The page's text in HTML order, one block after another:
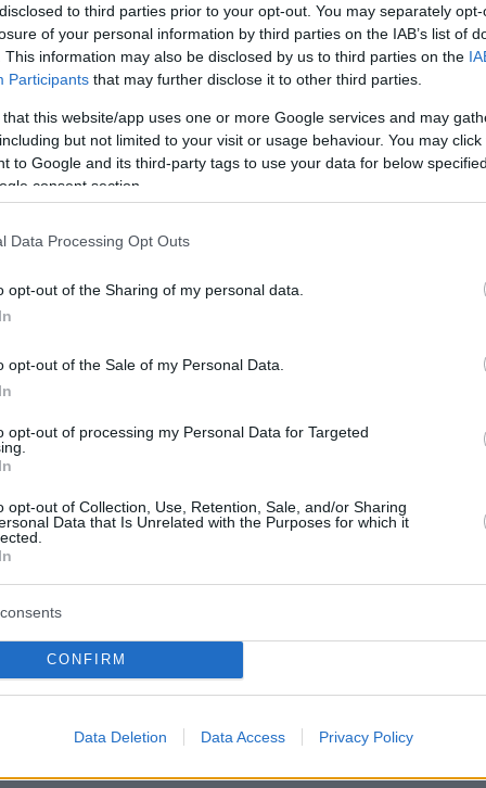
to third parties prior to your opt-out. You may separately
of your personal information by third parties on the IAB’s list of
This information may also be disclosed by us to third parties on the
Participants that may further disclose it to other third parties.
that this website/app uses one or more Google services and may
but not limited to your visit or usage behaviour. You may
to Google and its third-party tags to use your data for below
consent section.
Data Processing Opt Outs
opt-out of the Sharing of my personal data.
opt-out of the Sale of my Personal Data.
opt-out of processing my Personal Data for Targeted
opt-out of Collection, Use, Retention, Sale, and/or Sharing
Data that Is Unrelated with the Purposes for which it
CONFIRM
Data Deletion Data Access Privacy Policy
τη χώρα μας και τον κόσμο ολόκληρο που
δεν έχουν. Ξέρετε ότι στάθηκα
με σεβασμό, με αληθινό νοιάξιμο και
δημοσιογραφικές αξίες και χωρίς καμία
από τις αρχές μου. Βέβαια τίποτα από όλα
μπορούσε να είχε συμβεί χωρίς την
της ιδιοκτησίας του ΣΚΑΪ και τους άξιους
ΣΚΑΪ. Δουλέψαμε σκληρά συχνά κάτω από
ακραίες συνθήκες για να χτίσουμε αυτό που
ένα ενημερωτικό πρόγραμμα υψηλών
Τους ευγνωμονώ, σας ευγνωμονώ,
Σίας Κοσιώνη ως anchorwoman του
από το χειροκρότημα των
της στο πλατό.